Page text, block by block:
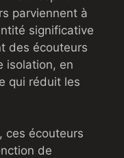
parviennent à
significative
des écouteurs
isolation, en
qui réduit les
ces écouteurs
de